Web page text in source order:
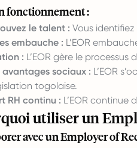
fonctionnement :
le talent : Vous
embauche : L’EOR
: L’EOR gère le
avantages sociaux : L’EOR
togolaise.
RH continu : L’EOR
utiliser un
avec un Employer of